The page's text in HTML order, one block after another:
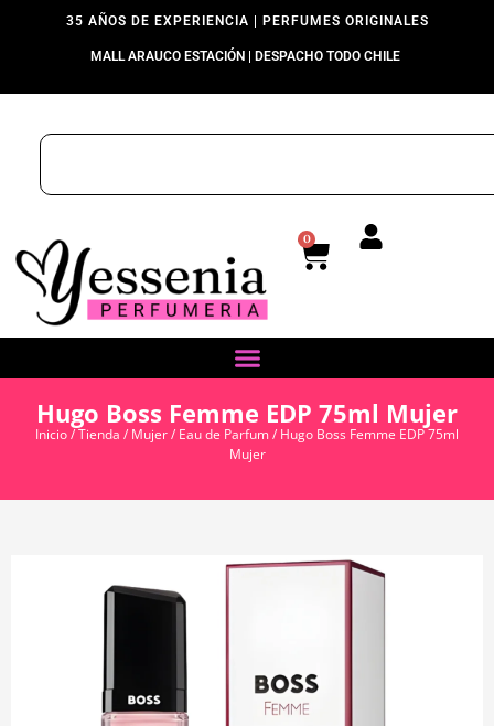
35 AÑOS DE EXPERIENCIA | PERFUMES ORIGINALES
MALL ARAUCO ESTACIÓN | DESPACHO TODO CHILE
0
Hugo Boss Femme EDP 75ml Mujer
Inicio/Tienda / Mujer/ Eau de Parfum/ Hugo Boss Femme EDP 75ml
Mujer